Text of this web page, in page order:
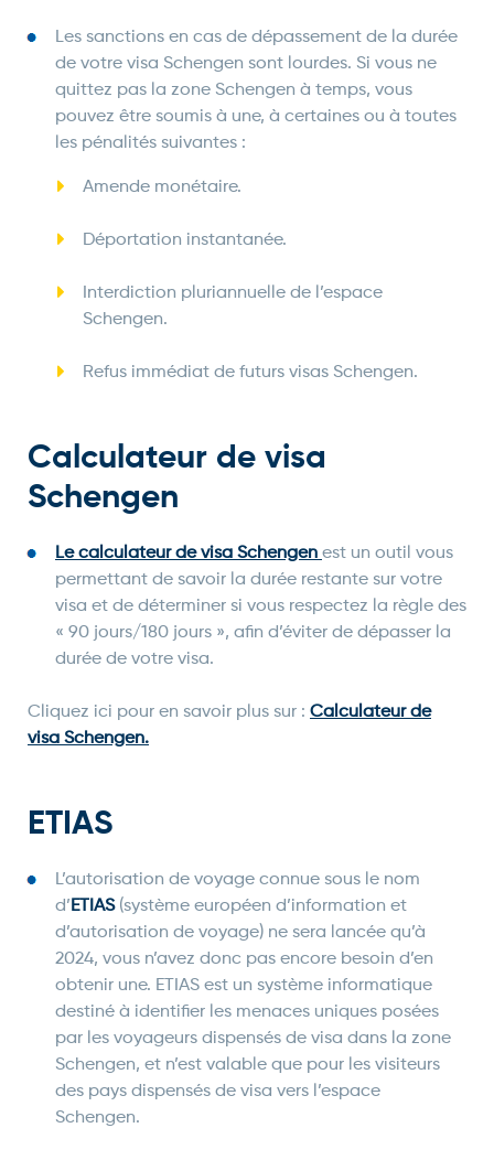
Les sanctions en cas de dépassement de la durée
de votre visa Schengen sont lourdes. Si vous ne
quittez pas la zone Schengen à temps, vous
pouvez être soumis à une, à certaines ou à toutes
les pénalités suivantes :
Amende monétaire.
Déportation instantanée.
Interdiction pluriannuelle de l’espace
Schengen.
Refus immédiat de futurs visas Schengen.
Calculateur de visa
Schengen
Le calculateur de visa Schengen est un outil vous
permettant de savoir la durée restante sur votre
visa et de déterminer si vous respectez la règle des
« 90 jours/180 jours », afin d’éviter de dépasser la
durée de votre visa.
Cliquez ici pour en savoir plus sur : Calculateurde
visa Schengen.
ETIAS
L’autorisation de voyage connue sous le nom
d’ ETIAS(système européen d’information et
d’autorisation de voyage) ne sera lancée qu’à
2024, vous n’avez donc pas encore besoin d’en
obtenir une. ETIAS est un système informatique
destiné à identifier les menaces uniques posées
par les voyageurs dispensés de visa dans la zone
Schengen, et n’est valable que pour les visiteurs
des pays dispensés de visa vers l’espace
Schengen.